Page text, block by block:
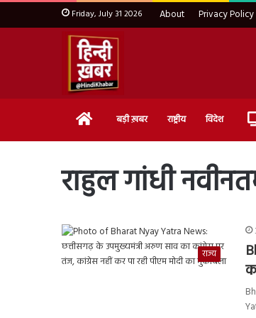
Friday, July 31 2026 About Privacy Policy
Home बड़ी ख़बर राष्ट्रीय विदेश
राहुल गांधी
राज्य